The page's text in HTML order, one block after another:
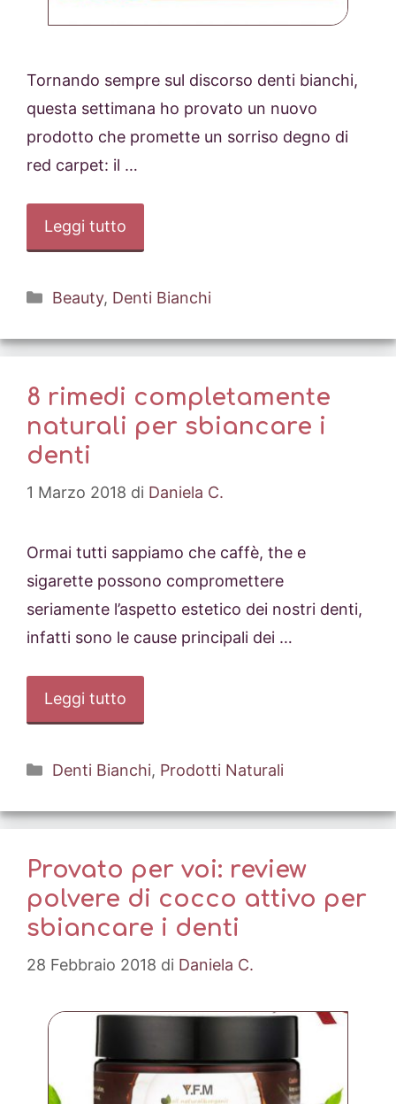
Tornando sempre sul discorso denti bianchi,
questa settimana ho provato un nuovo
prodotto che promette un sorriso degno di
red carpet: il …
Leggi tutto
Categorie
Beauty, Denti Bianchi
8 rimedi completamente
naturali per sbiancare i
denti
1 Marzo 2018 di Daniela C.
Ormai tutti sappiamo che caffè, the e
sigarette possono compromettere
seriamente l’aspetto estetico dei nostri denti,
infatti sono le cause principali dei …
Leggi tutto
Categorie
Denti Bianchi, Prodotti Naturali
Provato per voi: review
polvere di cocco attivo per
sbiancare i denti
28 Febbraio 2018 di Daniela C.